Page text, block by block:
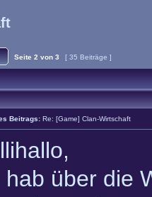
Seite 2 von 3 [ 35 Beiträge ]
Beitrags: Re: [Game] Clan-Wirtschaft
hab über die